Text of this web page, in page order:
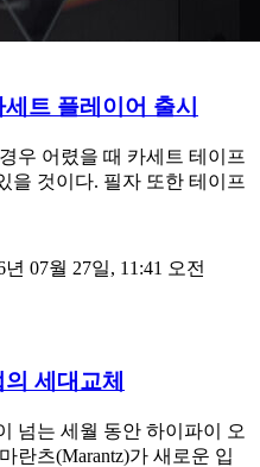
트 플레이어 출시
우 어렸을 때 카세트 테이프
을 것이다. 필자 또한 테이프
년 07월 27일, 11:41 오전
세대교체
넘는 세월 동안 하이파이 오
란츠(Marantz)가 새로운 입